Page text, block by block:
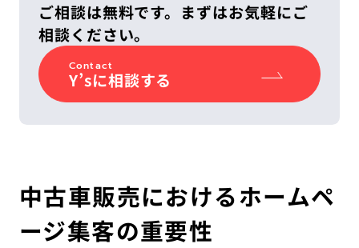
ご相談は無料です。まずはお気軽にご
相談ください。
Contact
Y’sに相談する
中古車販売におけるホームペ
ージ集客の重要性